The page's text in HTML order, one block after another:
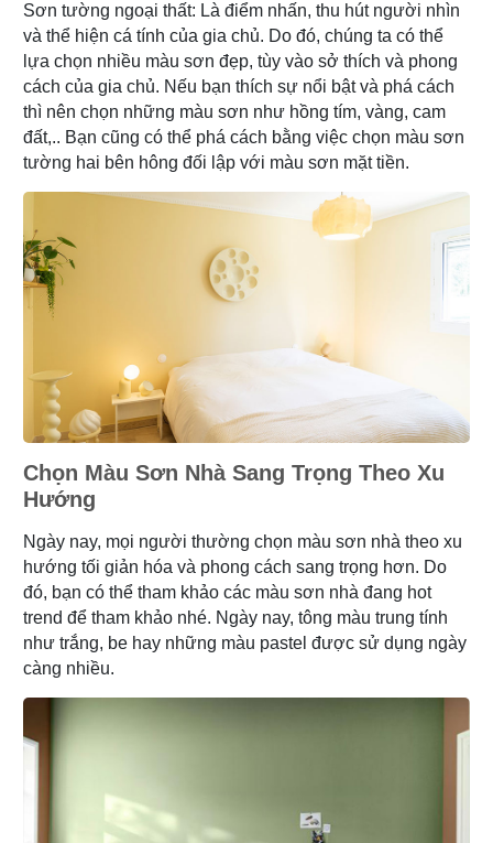
Sơn tường ngoại thất: Là điểm nhấn, thu hút người nhìn
và thể hiện cá tính của gia chủ. Do đó, chúng ta có thể
lựa chọn nhiều màu sơn đẹp, tùy vào sở thích và phong
cách của gia chủ. Nếu bạn thích sự nổi bật và phá cách
thì nên chọn những màu sơn như hồng tím, vàng, cam
đất,.. Bạn cũng có thể phá cách bằng việc chọn màu sơn
tường hai bên hông đối lập với màu sơn mặt tiền.
Chọn Màu Sơn Nhà Sang Trọng Theo Xu
Hướng
Ngày nay, mọi người thường chọn màu sơn nhà theo xu
hướng tối giản hóa và phong cách sang trọng hơn. Do
đó, bạn có thể tham khảo các màu sơn nhà đang hot
trend để tham khảo nhé. Ngày nay, tông màu trung tính
như trắng, be hay những màu pastel được sử dụng ngày
càng nhiều.